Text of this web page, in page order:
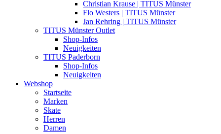
Christian Krause | TITUS Münster
Flo Westers | TITUS Münster
Jan Rehring | TITUS Münster
TITUS Münster Outlet
Shop-Infos
Neuigkeiten
TITUS Paderborn
Shop-Infos
Neuigkeiten
Webshop
Startseite
Marken
Skate
Herren
Damen